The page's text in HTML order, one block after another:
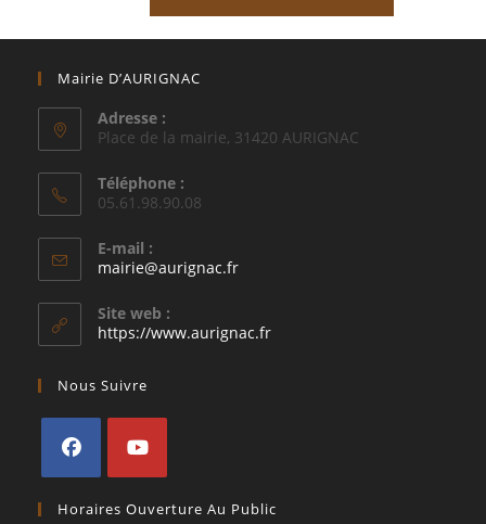
Mairie D’AURIGNAC
Adresse :
Place de la mairie, 31420 AURIGNAC
Téléphone :
05.61.98.90.08
E-mail :
mairie@aurignac.frS’ouvre
application
Site web :
https://www.aurignac.fr
Nous Suivre
dans
dans
Horaires Ouverture Au Public